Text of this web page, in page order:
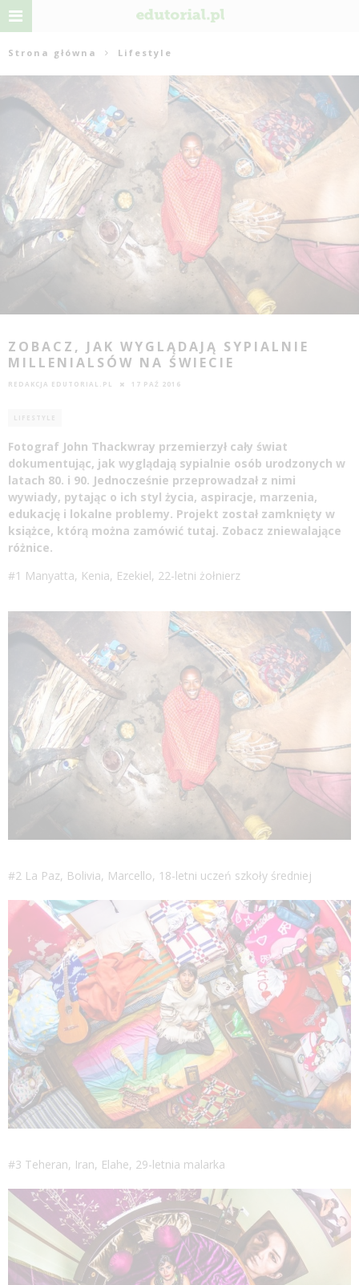
Strona główna Lifestyle
ZOBACZ, JAK WYGLĄDAJĄ SYPIALNIE
MILLENIALSÓW NA ŚWIECIE
REDAKCJA EDUTORIAL.PL 17 PAŹ 2016
LIFESTYLE
Fotograf John Thackwray przemierzył cały świat
dokumentując, jak wyglądają sypialnie osób urodzonych w
latach 80. i 90. Jednocześnie przeprowadzał z nimi
wywiady, pytając o ich styl życia, aspiracje, marzenia,
edukację i lokalne problemy. Projekt został zamknięty w
książce, którą można zamówić tutaj. Zobacz zniewalające
różnice.
#1 Manyatta, Kenia, Ezekiel, 22-letni żołnierz
#2 La Paz, Bolivia, Marcello, 18-letni uczeń szkoły średniej
#3 Teheran, Iran, Elahe, 29-letnia malarka